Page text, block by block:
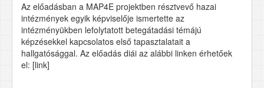
Az előadásban a MAP4E projektben résztvevő hazai
intézmények egyik képviselője ismertette az
intézményükben lefolytatott betegátadási témájú
képzésekkel kapcsolatos első tapasztalatait a
hallgatósággal. Az előadás diái az alábbi linken érhetőek
el: [link]